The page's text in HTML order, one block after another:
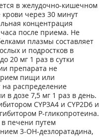
в желудочно-кишечном
через 30 минут
концентрация
после приема. Не
плазмы составляет
и подростков в
20 мг 1 раз в сутки
препарата не
пищи или
на распределение
в дозе 7,5 мг 1 раз в день.
CYP3A4 и CYP2D6 и
Р-гликопротеина.
печени путем
3-ОН-дезлоратадина,